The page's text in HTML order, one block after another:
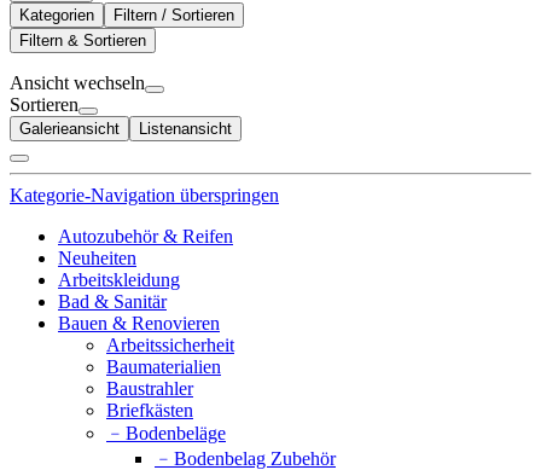
Kategorien
Filtern / Sortieren
Filtern & Sortieren
Ansicht wechseln
Sortieren
Galerieansicht Listenansicht
Kategorie-Navigation überspringen
Autozubehör & Reifen
Neuheiten
Arbeitskleidung
Bad & Sanitär
Bauen & Renovieren
Arbeitssicherheit
Baumaterialien
Baustrahler
Briefkästen
﹣ Bodenbeläge
﹣ Bodenbelag Zubehör